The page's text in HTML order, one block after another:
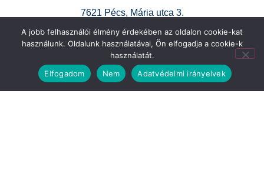
7621 Pécs, Mária utca 3.
Adatvédelem
Adatkezelési szabályzat
Esélyegyenlőségi terv
A jobb felhasználói élmény érdekében az oldalon cookie-kat
használunk. Oldalunk használatával, Ön elfogadja a cookie-k
használatát.
Elfogadom
Nem Adatvédelmi irányelvek